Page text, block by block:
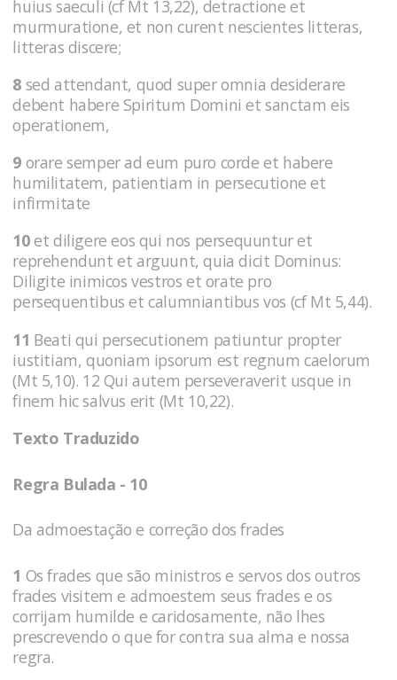
huius saeculi (cf Mt 13,22), detractione et
murmuratione, et non curent nescientes litteras,
litteras discere;
8 sed attendant, quod super omnia desiderare
debent habere Spiritum Domini et sanctam eis
operationem,
9 orare semper ad eum puro corde et habere
humilitatem, patientiam in persecutione et
infirmitate
10et diligere eos qui nos persequuntur et
reprehendunt et arguunt, quia dicit Dominus:
Diligite inimicos vestros et orate pro
persequentibus et calumniantibus vos (cf Mt 5,44).
11 Beati qui persecutionem patiuntur propter
iustitiam, quoniam ipsorum est regnum caelorum
(Mt 5,10). 12 Qui autem perseveraverit usque in
finem hic salvus erit (Mt 10,22).
Texto Traduzido
Regra Bulada - 10
Da admoestação e correção dos frades
1 Os frades que são ministros e servos dos outros
frades visitem e admoestem seus frades e os
corrijam humilde e caridosamente, não lhes
prescrevendo o que for contra sua alma e nossa
regra.